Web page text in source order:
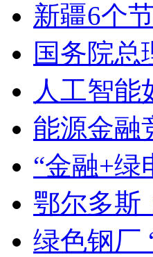
新疆6个
国务院总
人工智能
能源金融
“金融+绿
鄂尔多斯
绿色钢厂